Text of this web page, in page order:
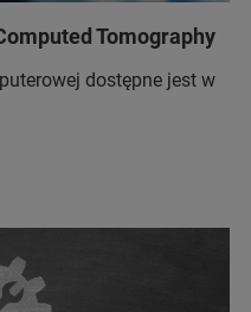
Tomography
dostępne jest w